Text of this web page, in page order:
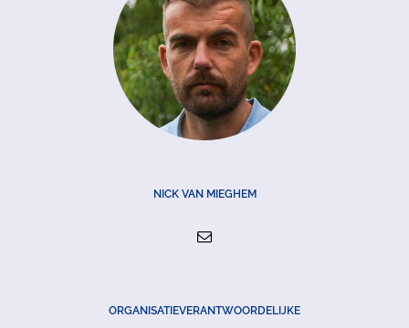
NICK VAN MIEGHEM
ORGANISATIEVERANTWOORDELIJKE